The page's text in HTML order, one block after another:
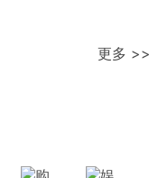
更多 >>